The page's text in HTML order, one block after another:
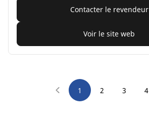
Contacter le revendeur
Voir le site web
1 2 3 4